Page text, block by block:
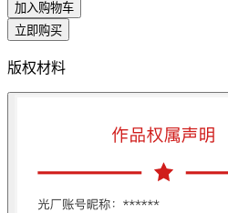
加入购物车
立即购买
版权材料